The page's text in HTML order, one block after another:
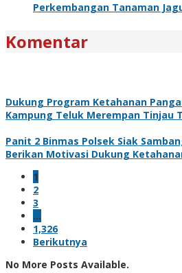
Perkembangan Tanaman
Komentar
Dukung Program Ketahanan
Kampung Teluk Merempan Tinjau
Panit 2 Binmas Polsek Siak
Berikan Motivasi Dukung
1
2
3
…
1,326
Berikutnya
No More Posts Available.